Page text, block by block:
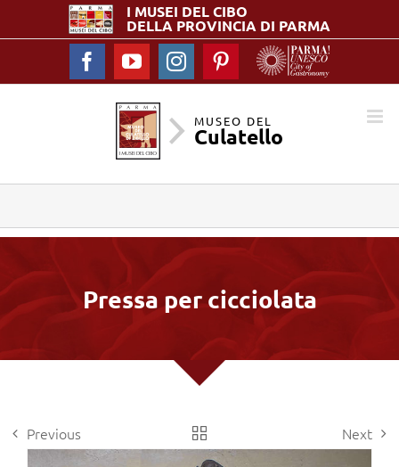
I MUSEI DELCIBO
DELLA PROVINCIA DI PARMA
FacebookYouTubeInstagramPinterest
MUSEO DEL
Culatello
Pressa per cicciolata
Previous Next